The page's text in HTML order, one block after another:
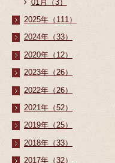
01月（3）
2025年（111）
2024年（33）
2020年（12）
2023年（26）
2022年（26）
2021年（52）
2019年（25）
2018年（33）
2017年（32）